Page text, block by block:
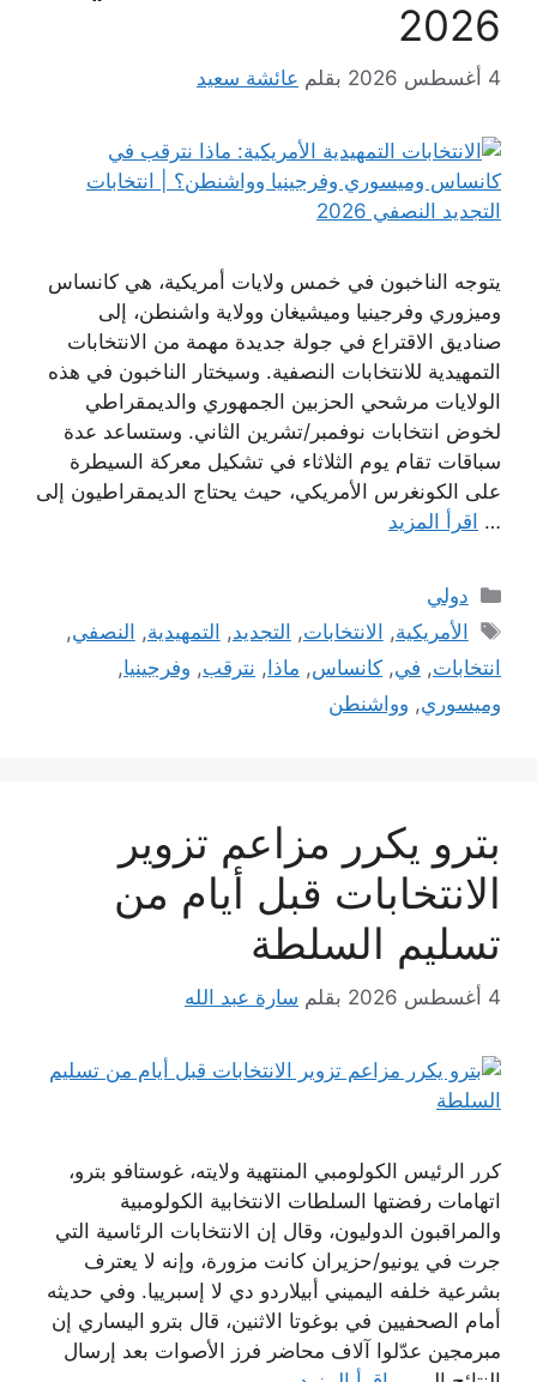
2026
4 أغسطس 2026 بقلم عائشة سعيد
يتوجه الناخبون في خمس ولايات أمريكية، هي كانساس
وميزوري وفرجينيا وميشيغان وولاية واشنطن، إلى
صناديق الاقتراع في جولة جديدة مهمة من الانتخابات
التمهيدية للانتخابات النصفية. وسيختار الناخبون في هذه
الولايات مرشحي الحزبين الجمهوري والديمقراطي
لخوض انتخابات نوفمبر/تشرين الثاني. وستساعد عدة
سباقات تقام يوم الثلاثاء في تشكيل معركة السيطرة
على الكونغرس الأمريكي، حيث يحتاج الديمقراطيون إلى
… اقرأ المزيد
التصنيفات
دولي
الوسوم
الأمريكية, الانتخابات, التجديد, التمهيدية, النصفي,
انتخابات, في, كانساس, ماذا , نترقب, وفرجينيا,
وميسوري, وواشنطن
بترو يكرر مزاعم تزوير
الانتخابات قبل أيام من
تسليم السلطة
4 أغسطس 2026 بقلم سارة عبد الله
كرر الرئيس الكولومبي المنتهية ولايته، غوستافو بترو،
اتهامات رفضتها السلطات الانتخابية الكولومبية
والمراقبون الدوليون، وقال إن الانتخابات الرئاسية التي
جرت في يونيو/حزيران كانت مزورة، وإنه لا يعترف
بشرعية خلفه اليميني أبيلاردو دي لا إسبرييا. وفي حديثه
أمام الصحفيين في بوغوتا الاثنين، قال بترو اليساري إن
مبرمجين عدّلوا آلاف محاضر فرز الأصوات بعد إرسال